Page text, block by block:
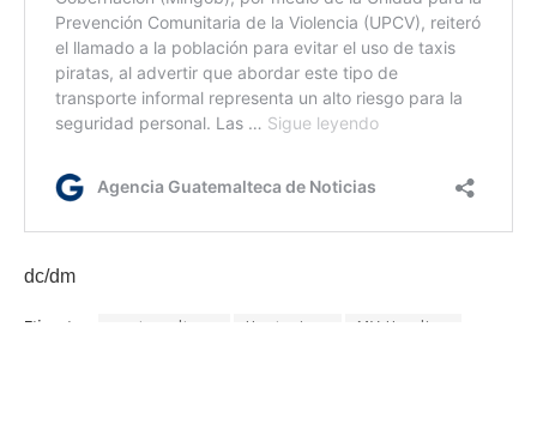
dc/dm
Etiquetas: guatemalteco Hantavirus MV Hondius